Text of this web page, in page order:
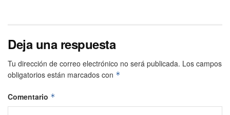
Deja una respuesta
Tu dirección de correo electrónico no será publicada. Los campos
obligatorios están marcados con *
Comentario *